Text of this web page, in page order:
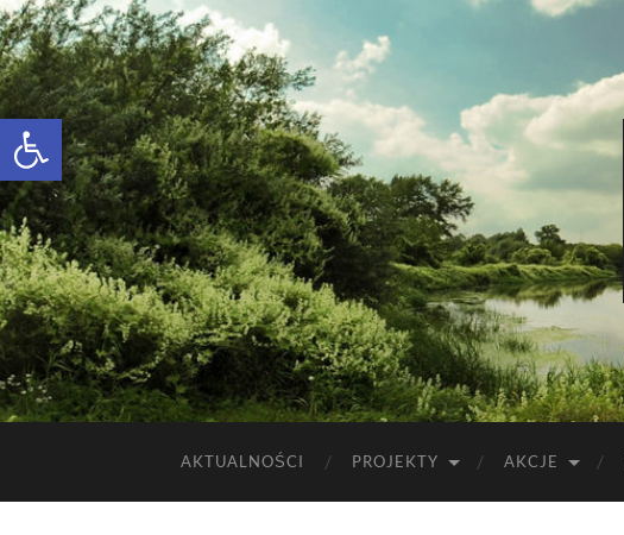
Otwórz pasek narzędzi
AKTUALNOŚCI PROJEKTY AKCJE